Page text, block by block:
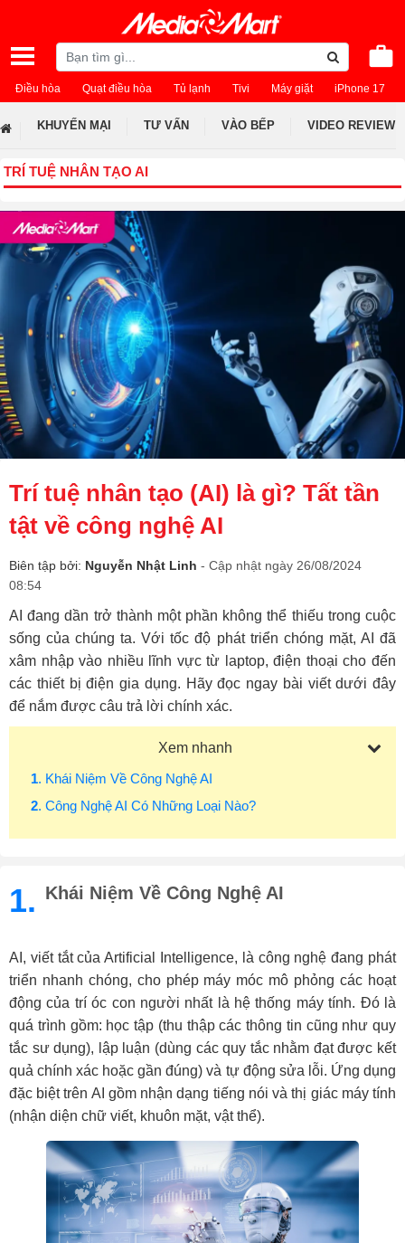
Điều hòa Quạt điều hòa Tủ lạnh Tivi Máy giặt iPhone 17
KHUYẾN MẠI TƯ VẤN VÀO BẾP VIDEO REVIEW
TRÍ TUỆ NHÂN TẠO AI
Trí tuệ nhân tạo (AI) là gì? Tất tần
tật về công nghệ AI
Biên tập bởi: Nguyễn Nhật Linh - Cập nhật ngày 26/08/2024
08:54
AI đang dần trở thành một phần không thể thiếu trong cuộc
sống của chúng ta. Với tốc độ phát triển chóng mặt, AI đã
xâm nhập vào nhiều lĩnh vực từ laptop, điện thoại cho đến
các thiết bị điện gia dụng. Hãy đọc ngay bài viết dưới đây
để nắm được câu trả lời chính xác.
Xem nhanh
1. Khái Niệm Về Công Nghệ AI
2. Công Nghệ AI Có Những Loại Nào?
1. Khái Niệm Về Công Nghệ AI
AI, viết tắt của Artificial Intelligence, là công nghệ đang phát
triển nhanh chóng, cho phép máy móc mô phỏng các hoạt
động của trí óc con người nhất là hệ thống máy tính. Đó là
quá trình gồm: học tập (thu thập các thông tin cũng như quy
tắc sư dụng), lập luận (dùng các quy tắc nhằm đạt được kết
quả chính xác hoặc gần đúng) và tự động sửa lỗi. Ứng dụng
đặc biệt trên AI gồm nhận dạng tiếng nói và thị giác máy tính
(nhận diện chữ viết, khuôn mặt, vật thể).